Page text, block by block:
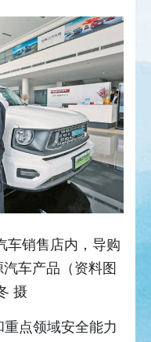
车销售店内，导购
车产品（资料图
摄
点领域安全能力